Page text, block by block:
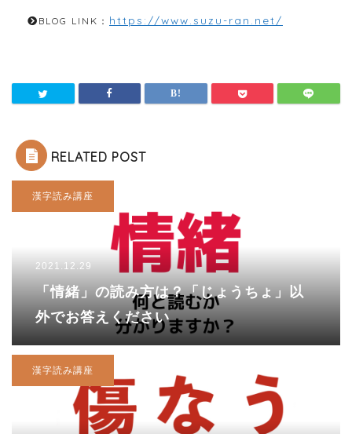
BLOG LINK： https://www.suzu-ran.net/
RELATED POST
漢字読み講座
2021.12.29
「情緒」の読み方は？「じょうちょ」以
外でお答えください
漢字読み講座